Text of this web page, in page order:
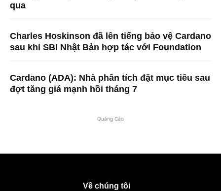
qua
Charles Hoskinson đã lên tiếng bảo vệ Cardano
sau khi SBI Nhật Bản hợp tác với Foundation
Cardano (ADA): Nhà phân tích đặt mục tiêu sau
đợt tăng giá mạnh hồi tháng 7
Quảng Cáo
Về chúng tôi